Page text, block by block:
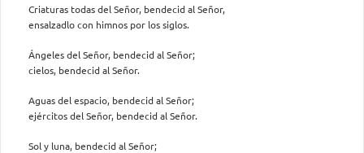
Criaturas todas del Señor, bendecid al Señor,
ensalzadlo con himnos por los siglos.
Ángeles del Señor, bendecid al Señor;
cielos, bendecid al Señor.
Aguas del espacio, bendecid al Señor;
ejércitos del Señor, bendecid al Señor.
Sol y luna, bendecid al Señor;